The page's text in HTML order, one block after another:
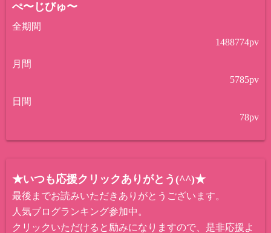
ぺ〜じびゅ〜
全期間
1488774pv
月間
5785pv
日間
78pv
★いつも応援クリックありがとう(^^)★
最後までお読みいただきありがとうございます。
人気ブログランキング参加中。
クリックいただけると励みになりますので、是非応援よ